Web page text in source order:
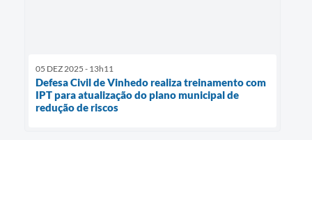
05 DEZ 2025 - 13h11
Defesa Civil de Vinhedo realiza treinamento com
IPT para atualização do plano municipal de
redução de riscos